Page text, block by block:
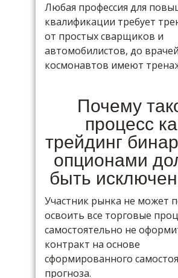
Любая профессия для
квалификации требует
от простых сварщиков и
автомобилистов, до
космонавтов имеют
Почему
процесс
трейдинг
опционами
быть
Участник рынка не может
освоить все торговые
самостоятельно не
контракт на основе
сформированного
прогноза.